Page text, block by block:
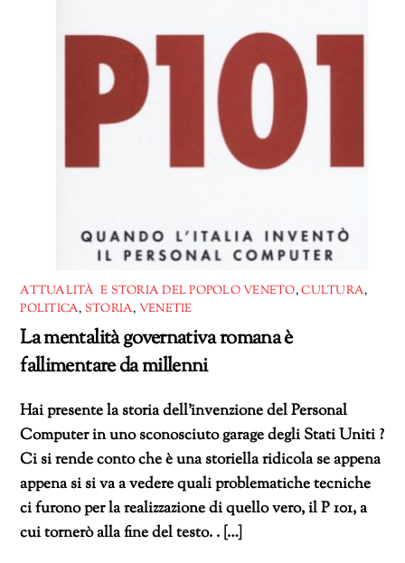
ATTUALITÀ E STORIA DEL POPOLO VENETO,CULTURA,
POLITICA, STORIA, VENETIE
La mentalità governativa romana è
fallimentare da millenni
Hai presente la storia dell’invenzione del Personal
Computer in uno sconosciuto garage degli Stati Uniti ?
Ci si rende conto che è una storiella ridicola se appena
appena si si va a vedere quali problematiche tecniche
ci furono per la realizzazione di quello vero, il P 101, a
cui tornerò alla fine del testo. . […]